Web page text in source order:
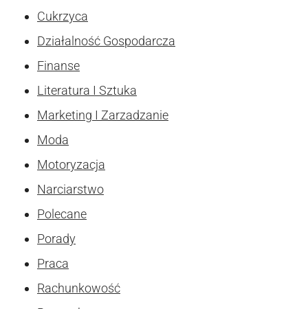
Cukrzyca
Działalność Gospodarcza
Finanse
Literatura I Sztuka
Marketing I Zarzadzanie
Moda
Motoryzacja
Narciarstwo
Polecane
Porady
Praca
Rachunkowość